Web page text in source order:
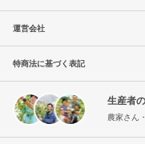
運営会社
特商法に基づく表記
生産者
農家さん